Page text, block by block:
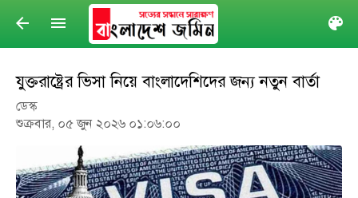
arrow_back menu
যুক্তরাষ্ট্রের ভিসা নিয়ে বাংলাদেশিদের জন্য নতুন বার্তা
ডেস্ক
শুক্রবার, ০৫ জুন ২০২৬ ০১:০৬:০০